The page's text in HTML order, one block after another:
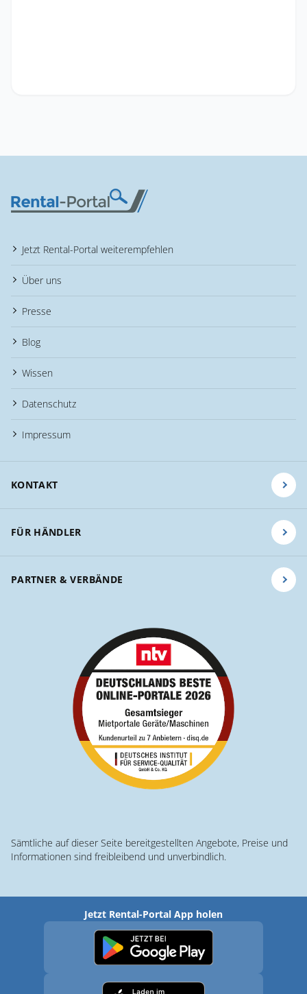
Jetzt Rental-Portal weiterempfehlen
Über uns
Presse
Blog
Wissen
Datenschutz
Impressum
KONTAKT
FÜR HÄNDLER
PARTNER & VERBÄNDE
Sämtliche auf dieser Seite bereitgestellten Angebote, Preise und
Informationen sind freibleibend und unverbindlich.
Jetzt Rental-Portal App holen